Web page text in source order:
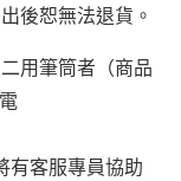
後恕無法退貨。
用筆筒者（商品
有客服專員協助